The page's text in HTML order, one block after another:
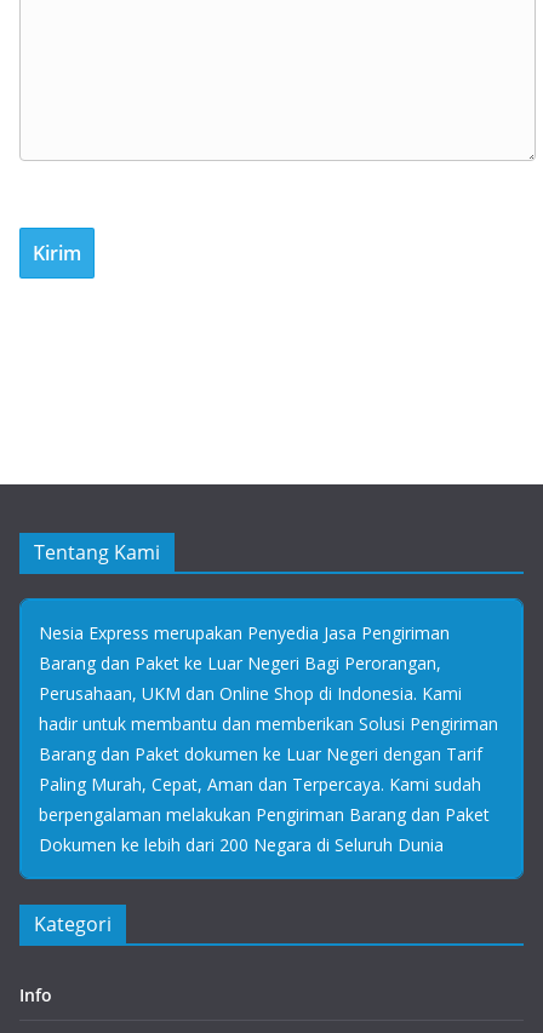
Tentang Kami
Nesia Express merupakan Penyedia Jasa Pengiriman
Barang dan Paket ke Luar Negeri Bagi Perorangan,
Perusahaan, UKM dan Online Shop di Indonesia. Kami
hadir untuk membantu dan memberikan Solusi Pengiriman
Barang dan Paket dokumen ke Luar Negeri dengan Tarif
Paling Murah, Cepat, Aman dan Terpercaya. Kami sudah
berpengalaman melakukan Pengiriman Barang dan Paket
Dokumen ke lebih dari 200 Negara di Seluruh Dunia
Kategori
Info